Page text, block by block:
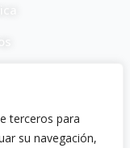
terceros para
su navegación,
•